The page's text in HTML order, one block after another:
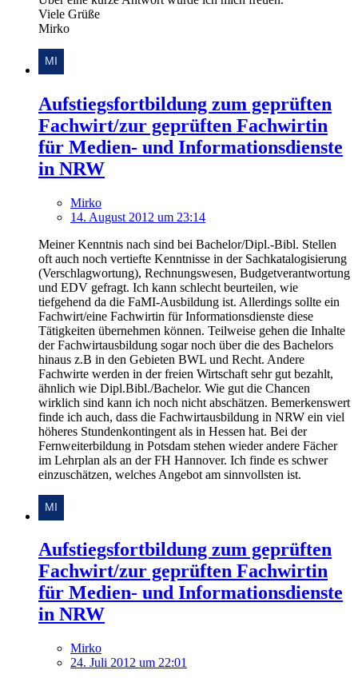
Viele Grüße
Mirko
Aufstiegsfortbildung zum geprüften
Fachwirt/zur geprüften Fachwirtin
für Medien- und Informationsdienste
in NRW
Mirko
14. August 2012 um 23:14
Meiner Kenntnis nach sind bei Bachelor/Dipl.-Bibl. Stellen
oft auch noch vertiefte Kenntnisse in der Sachkatalogisierung
(Verschlagwortung), Rechnungswesen, Budgetverantwortung
und EDV gefragt. Ich kann schlecht beurteilen, wie
tiefgehend da die FaMI-Ausbildung ist. Allerdings sollte ein
Fachwirt/eine Fachwirtin für Informationsdienste diese
Tätigkeiten übernehmen können. Teilweise gehen die Inhalte
der Fachwirtausbildung sogar noch über die des Bachelors
hinaus z.B in den Gebieten BWL und Recht. Andere
Fachwirte werden in der freien Wirtschaft sehr gut bezahlt,
ähnlich wie Dipl.Bibl./Bachelor. Wie gut die Chancen
wirklich sind kann ich noch nicht abschätzen. Bemerkenswert
finde ich auch, dass die Fachwirtausbildung in NRW ein viel
höheres Stundenkontingent als in Hessen hat. Bei der
Fernweiterbildung in Potsdam stehen wieder andere Fächer
im Lehrplan als an der FH Hannover. Ich finde es schwer
einzuschätzen, welches Angebot am sinnvollsten ist.
Aufstiegsfortbildung zum geprüften
Fachwirt/zur geprüften Fachwirtin
für Medien- und Informationsdienste
in NRW
Mirko
24. Juli 2012 um 22:01